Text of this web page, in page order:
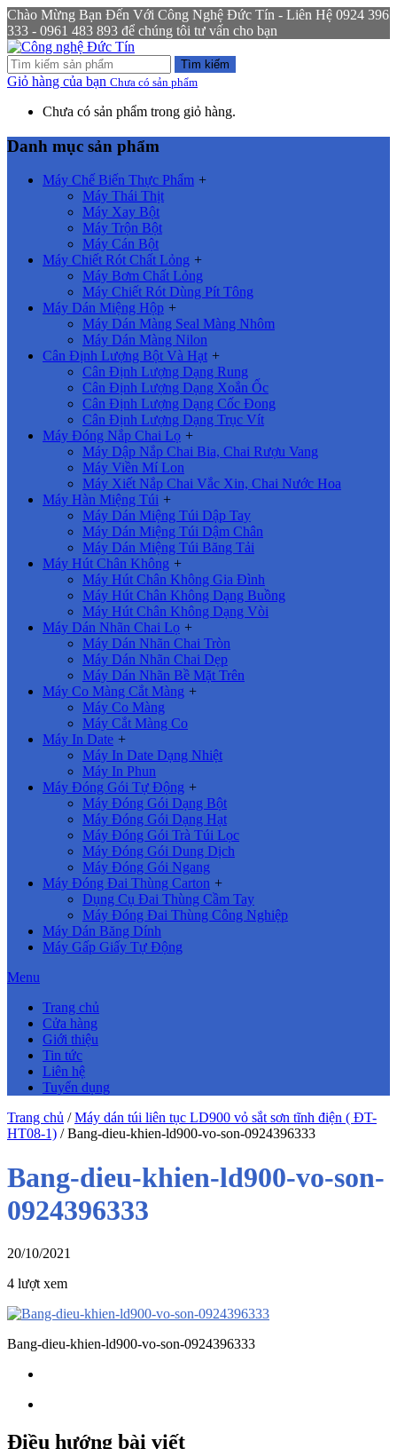
Chào Mừng Bạn Đến Với Công Nghệ Đức Tín - Liên Hệ 0924 396
333 - 0961 483 893 để chúng tôi tư vấn cho bạn
Tìm kiếm
Giỏ hàng của bạn Chưa có sản phẩm
Chưa có sản phẩm trong giỏ hàng.
Danh mục sản phẩm
Máy Chế Biến Thực Phẩm +
Máy Thái Thịt
Máy Xay Bột
Máy Trộn Bột
Máy Cán Bột
Máy Chiết Rót Chất Lỏng +
Máy Bơm Chất Lỏng
Máy Chiết Rót Dùng Pít Tông
Máy Dán Miệng Hộp +
Máy Dán Màng Seal Màng Nhôm
Máy Dán Màng Nilon
Cân Định Lượng Bột Và Hạt +
Cân Định Lượng Dạng Rung
Cân Định Lượng Dạng Xoắn Ốc
Cân Định Lượng Dạng Cốc Đong
Cân Định Lượng Dạng Trục Vít
Máy Đóng Nắp Chai Lọ +
Máy Dập Nắp Chai Bia, Chai Rượu Vang
Máy Viền Mí Lon
Máy Xiết Nắp Chai Vắc Xin, Chai Nước Hoa
Máy Hàn Miệng Túi +
Máy Dán Miệng Túi Dập Tay
Máy Dán Miệng Túi Dậm Chân
Máy Dán Miệng Túi Băng Tải
Máy Hút Chân Không +
Máy Hút Chân Không Gia Đình
Máy Hút Chân Không Dạng Buồng
Máy Hút Chân Không Dạng Vòi
Máy Dán Nhãn Chai Lọ +
Máy Dán Nhãn Chai Tròn
Máy Dán Nhãn Chai Dẹp
Máy Dán Nhãn Bề Mặt Trên
Máy Co Màng Cắt Màng +
Máy Co Màng
Máy Cắt Màng Co
Máy In Date +
Máy In Date Dạng Nhiệt
Máy In Phun
Máy Đóng Gói Tự Động +
Máy Đóng Gói Dạng Bột
Máy Đóng Gói Dạng Hạt
Máy Đóng Gói Trà Túi Lọc
Máy Đóng Gói Dung Dịch
Máy Đóng Gói Ngang
Máy Đóng Đai Thùng Carton +
Dụng Cụ Đai Thùng Cầm Tay
Máy Đóng Đai Thùng Công Nghiệp
Máy Dán Băng Dính
Máy Gấp Giấy Tự Động
Menu
Trang chủ
Cửa hàng
Giới thiệu
Tin tức
Liên hệ
Tuyển dụng
Trang chủ /Máy dán túi liên tục LD900 vỏ sắt sơn tĩnh điện ( ĐT-
HT08-1) /Bang-dieu-khien-ld900-vo-son-0924396333
Bang-dieu-khien-ld900-vo-son-
0924396333
20/10/2021
4 lượt xem
Bang-dieu-khien-ld900-vo-son-0924396333
Điều hướng bài viết